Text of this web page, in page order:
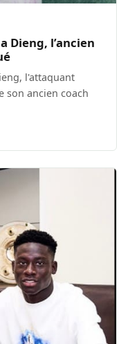
Dieng, l’ancien
l'attaquant
son ancien coach